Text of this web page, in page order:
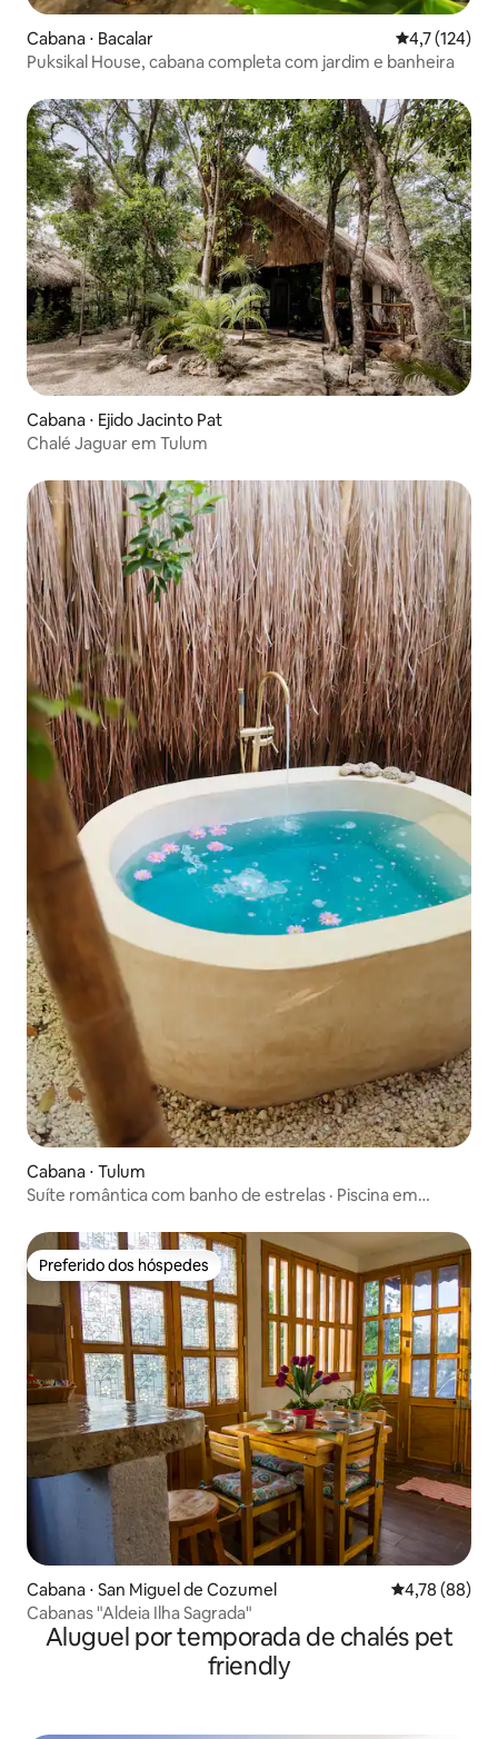
Cabana ⋅ Bacalar 4,7 de uma
4,7 (124)
Puksikal House, cabana completa com jardim e banheira
Cabana ⋅ Ejido Jacinto Pat
Chalé Jaguar em Tulum
Cabana ⋅ Tulum
Suíte romântica com banho de estrelas · Piscina em
Preferido dos hóspedes
Preferido dos hóspedes
Cabana ⋅ San Miguel de Cozumel 4,78 de uma
4,78 (88)
Cabanas "Aldeia Ilha Sagrada"
Aluguel por temporada de chalés pet
friendly